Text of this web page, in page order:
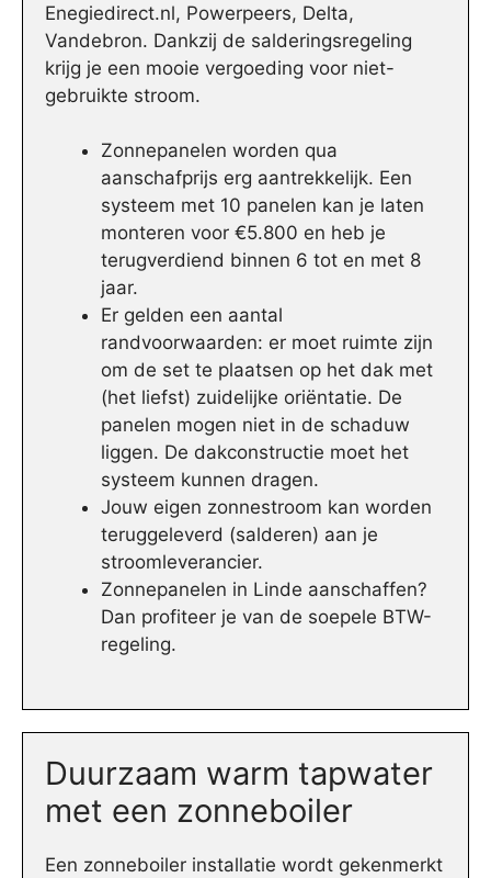
Enegiedirect.nl, Powerpeers, Delta,
Vandebron. Dankzij de salderingsregeling
krijg je een mooie vergoeding voor niet-
gebruikte stroom.
Zonnepanelen worden qua
aanschafprijs erg aantrekkelijk. Een
systeem met 10 panelen kan je laten
monteren voor €5.800 en heb je
terugverdiend binnen 6 tot en met 8
jaar.
Er gelden een aantal
randvoorwaarden: er moet ruimte zijn
om de set te plaatsen op het dak met
(het liefst) zuidelijke oriëntatie. De
panelen mogen niet in de schaduw
liggen. De dakconstructie moet het
systeem kunnen dragen.
Jouw eigen zonnestroom kan worden
teruggeleverd (salderen) aan je
stroomleverancier.
Zonnepanelen in Linde aanschaffen?
Dan profiteer je van de soepele BTW-
regeling.
Duurzaam warm tapwater
met een zonneboiler
Een zonneboiler installatie wordt gekenmerkt